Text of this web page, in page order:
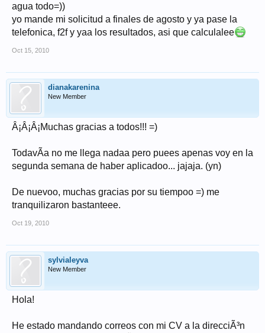
agua todo=))
yo mande mi solicitud a finales de agosto y ya pase la
telefonica, f2f y yaa los resultados, asi que calculalee
Oct 15, 2010
dianakarenina
New Member
Â¡Â¡Â¡Muchas gracias a todos!!! =)
TodavÃ­a no me llega nadaa pero puees apenas voy en la
segunda semana de haber aplicadoo... jajaja. (yn)
De nuevoo, muchas gracias por su tiempoo =) me
tranquilizaron bastanteee.
Oct 19, 2010
sylvialeyva
New Member
Hola!
He estado mandando correos con mi CV a la direcciÃ³n